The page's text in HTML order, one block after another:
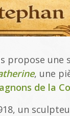
propose
, une
de la
un